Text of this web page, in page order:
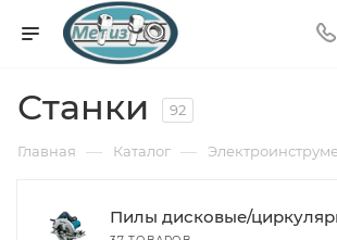
Станки 92
Главная — Каталог —
Пилы дисковые/